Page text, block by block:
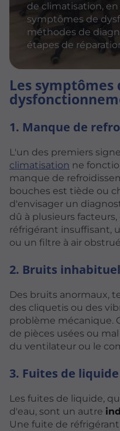
de climatisation,
symptômes de
méthodes de
étapes de
Les symptômes
1. Manque de
L'un des premiers
climatisation ne
manque de
bouches est tiède ou
d'envisager un
dû à plusieurs
réfrigérant insuffisant,
ou un filtre à air
2. Bruits
Des bruits anormaux,
des cliquetis ou des
problème mécanique.
de pièces usées ou
du ventilateur ou le
3. Fuites de liquide
Les fuites de liquide,
d'eau, sont un autre
Une fuite de